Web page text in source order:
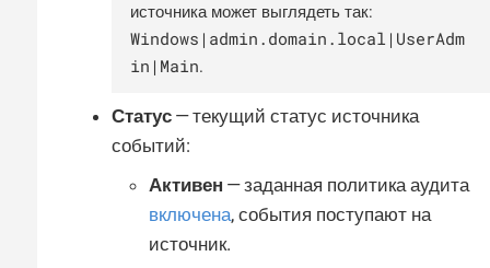
источника может выглядеть так:
Windows|admin.domain.local|UserAdm
in|Main.
Статус — текущий статус источника
событий:
Активен — заданная политика аудита
включена, события поступают на
источник.